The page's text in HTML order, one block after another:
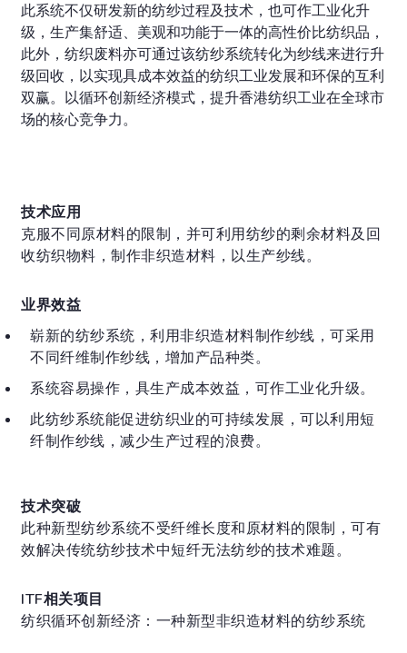
此系统不仅研发新的纺纱过程及技术，也可作工业化升
级，生产集舒适、美观和功能于一体的高性价比纺织品，
此外，纺织废料亦可通过该纺纱系统转化为纱线来进行升
级回收，以实现具成本效益的纺织工业发展和环保的互利
双赢。以循环创新经济模式，提升香港纺织工业在全球市
场的核心竞争力。
技术应用
克服不同原材料的限制，并可利用纺纱的剩余材料及回
收纺织物料，制作非织造材料，以生产纱线。
业界效益
崭新的纺纱系统，利用非织造材料制作纱线，可采用
不同纤维制作纱线，增加产品种类。
系统容易操作，具生产成本效益，可作工业化升级。
此纺纱系统能促进纺织业的可持续发展，可以利用短
纤制作纱线，减少生产过程的浪费。
技术突破
此种新型纺纱系统不受纤维长度和原材料的限制，可有
效解决传统纺纱技术中短纤无法纺纱的技术难题。
ITF相关项目
纺织循环创新经济：一种新型非织造材料的纺纱系统